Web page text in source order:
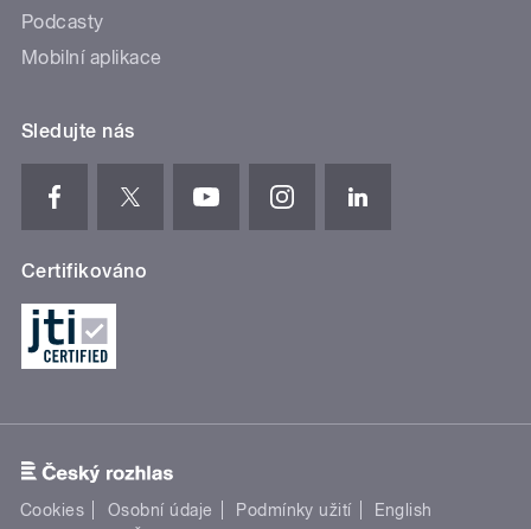
Podcasty
Mobilní aplikace
Sledujte nás
Certifikováno
Cookies Osobní údaje Podmínky užití
English